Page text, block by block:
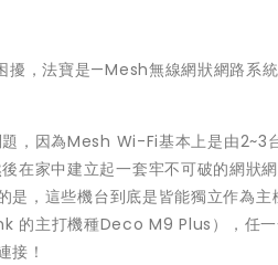
擾，法寶是—Mesh無線網狀網路系
，因為Mesh Wi-Fi基本上是由2~3
在家中建立起一套牢不可破的網狀
，這些機台到底是皆能獨立作為主
的主打機種Deco M9 Plus），任一
接！